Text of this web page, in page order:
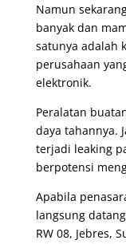
Namun
banyak dan
satunya adalah
perusahaan
elektronik.
Peralatan
daya tahannya.
terjadi leaking
berpotensi
Apabila
langsung
RW 08, Jebres,